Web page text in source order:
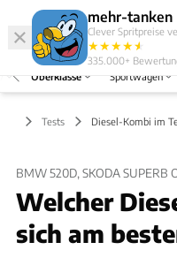
mehr-tanken
Clever Spritpreise
★★★★★
★
335.000+
Oberklasse Sportwagen
Tests Diesel-Kombi im
BMW 520D, SKODA SUPERB
Welcher
sich am